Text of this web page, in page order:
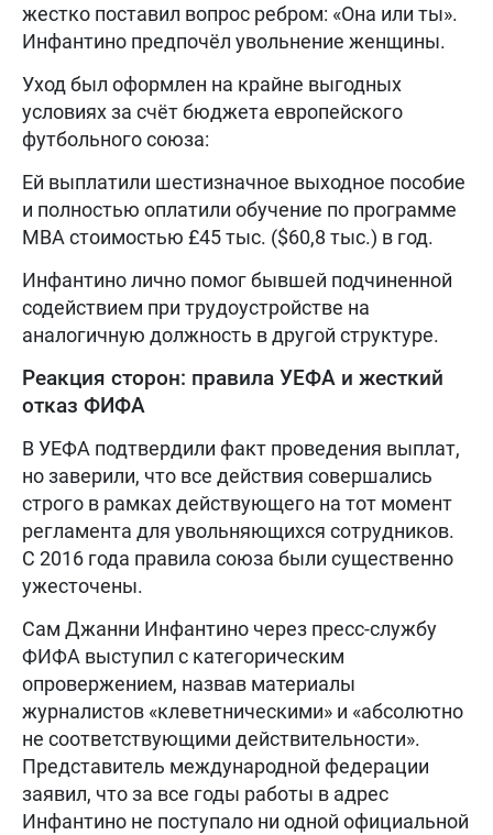
жестко поставил вопрос ребром: «Она или ты».
Инфантино предпочёл увольнение женщины.
Уход был оформлен на крайне выгодных
условиях за счёт бюджета европейского
футбольного союза:
Ей выплатили шестизначное выходное пособие
и полностью оплатили обучение по программе
MBA стоимостью £45 тыс. ($60,8 тыс.) в год.
Инфантино лично помог бывшей подчиненной
содействием при трудоустройстве на
аналогичную должность в другой структуре.
Реакция сторон: правила УЕФА и жесткий
отказ ФИФА
В УЕФА подтвердили факт проведения выплат,
но заверили, что все действия совершались
строго в рамках действующего на тот момент
регламента для увольняющихся сотрудников.
С 2016 года правила союза были существенно
ужесточены.
Сам Джанни Инфантино через пресс-службу
ФИФА выступил с категорическим
опровержением, назвав материалы
журналистов «клеветническими» и «абсолютно
не соответствующими действительности».
Представитель международной федерации
заявил, что за все годы работы в адрес
Инфантино не поступало ни одной официальной